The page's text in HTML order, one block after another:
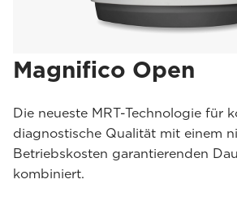
Magnifico Open
Die neueste MRT-Technologie für
diagnostische Qualität mit einem
Betriebskosten garantierenden
kombiniert.